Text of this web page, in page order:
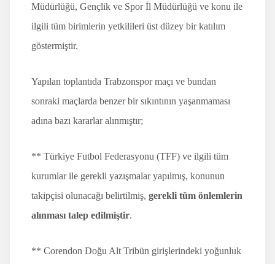
Müdürlüğü, Gençlik ve Spor İl Müdürlüğü ve konu ile
ilgili tüm birimlerin yetkilileri üst düzey bir katılım
göstermiştir.
Yapılan toplantıda Trabzonspor maçı ve bundan
sonraki maçlarda benzer bir sıkıntının yaşanmaması
adına bazı kararlar alınmıştır;
** Türkiye Futbol Federasyonu (TFF) ve ilgili tüm
kurumlar ile gerekli yazışmalar yapılmış, konunun
takipçisi olunacağı belirtilmiş, gerekli tüm önlemlerin
alınması talep edilmiştir.
** Corendon Doğu Alt Tribün girişlerindeki yoğunluk